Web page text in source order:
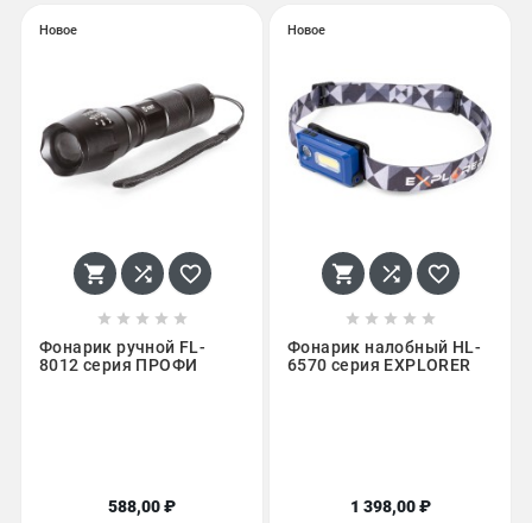
Новое
  
    
Фонарик ручной FL-
8012 серия ПРОФИ
588,00 ₽
Новое
  
    
Фонарик налобный HL-
6570 серия EXPLORER
1 398,00 ₽